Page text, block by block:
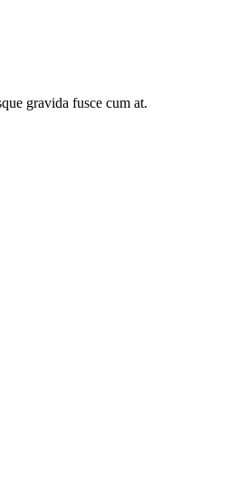
gravida fusce cum at.